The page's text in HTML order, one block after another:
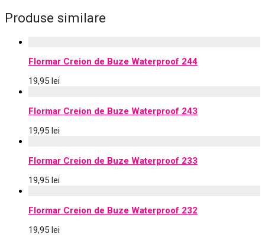
Produse similare
Flormar Creion de Buze Waterproof 244
19,95 lei
Flormar Creion de Buze Waterproof 243
19,95 lei
Flormar Creion de Buze Waterproof 233
19,95 lei
Flormar Creion de Buze Waterproof 232
19,95 lei